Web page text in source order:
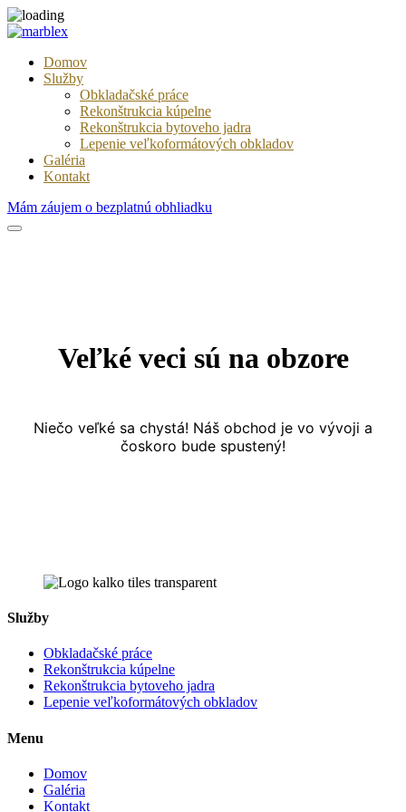
Domov
Služby
Obkladačské práce
Rekonštrukcia kúpelne
Rekonštrukcia bytoveho jadra
Lepenie veľkoformátových obkladov
Galéria
Kontakt
Mám záujem o bezplatnú obhliadku
Veľké veci sú na obzore
Niečo veľké sa chystá! Náš obchod je vo vývoji a
čoskoro bude spustený!
Služby
Obkladačské práce
Rekonštrukcia kúpelne
Rekonštrukcia bytoveho jadra
Lepenie veľkoformátových obkladov
Menu
Domov
Galéria
Kontakt